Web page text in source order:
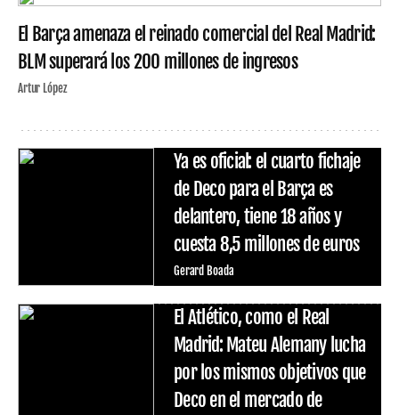
El Barça amenaza el reinado comercial del Real Madrid:
BLM superará los 200 millones de ingresos
Artur López
Ya es oficial: el cuarto fichaje
de Deco para el Barça es
delantero, tiene 18 años y
cuesta 8,5 millones de euros
Gerard Boada
El Atlético, como el Real
Madrid: Mateu Alemany lucha
por los mismos objetivos que
Deco en el mercado de